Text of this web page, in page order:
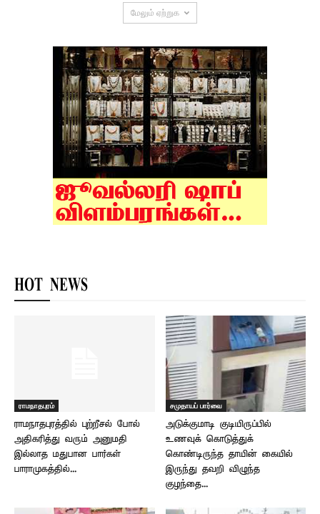
மேலும் ஏற்றுக
HOT NEWS
ராமநாதபுரம்
ராமநாதபுரத்தில் புற்றீசல் போல்
அதிகரித்து வரும் அனுமதி
இல்லாத மதுபான பார்கள் –
பாராமுகத்தில்...
சமுதாயப் பார்வை
அடுக்குமாடி குடியிருப்பில்
உணவுக் கொடுத்துக்
கொண்டிருந்த தாயின் கையில்
இருந்து தவறி விழுந்த
குழந்தை...